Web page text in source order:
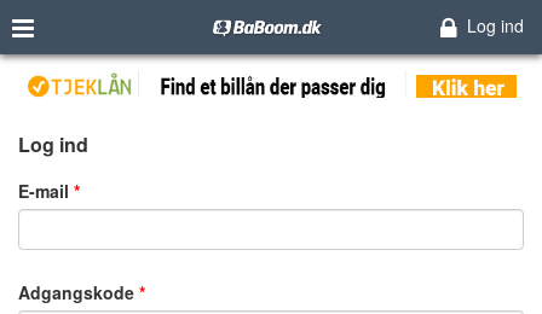
Log ind
Log ind
E-mail
Adgangskode